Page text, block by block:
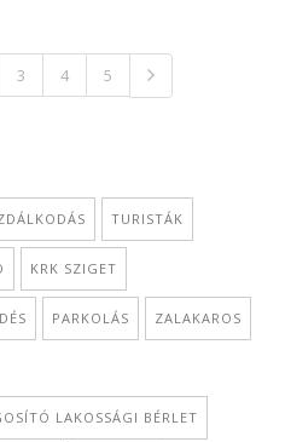
3 4 5
TURISTÁK
KRK SZIGET
PARKOLÁS ZALAKAROS
LAKOSSÁGI BÉRLET